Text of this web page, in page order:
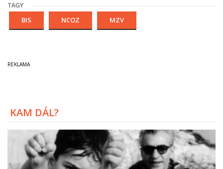
TAGY
BIS NCOZ MZV
KAM DÁL?